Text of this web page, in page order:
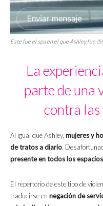
Este fue elspaen el que Ashley fue
La
parte de una
contra las
Al igual que Ashley, mujeres y
de tratos a diario.
presente en todos los espacios
El repertorio de este tipo de
traducirse en negación de